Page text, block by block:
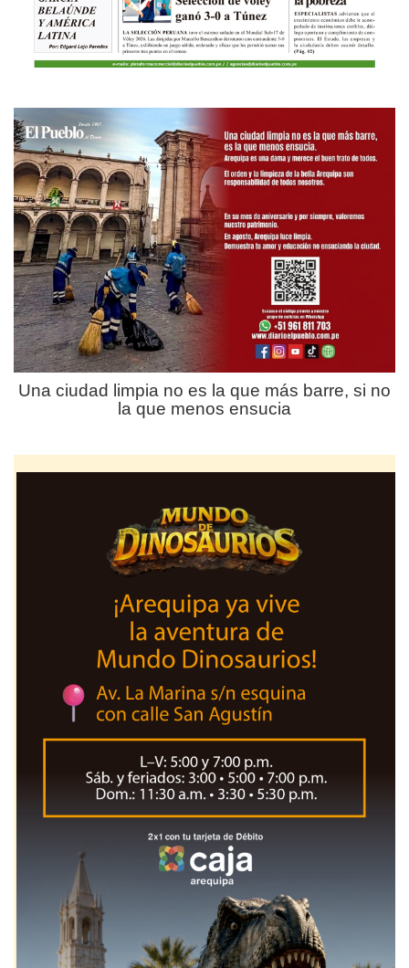
Una ciudad limpia no es la que más barre, si no
la que menos ensucia